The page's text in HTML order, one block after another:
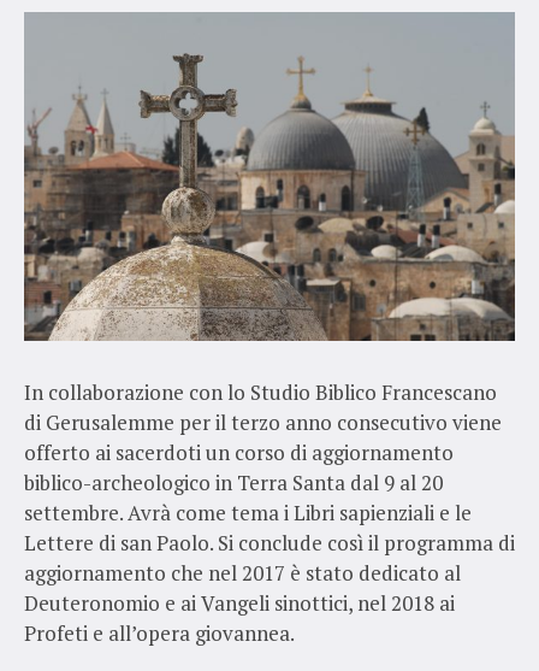
In collaborazione con lo Studio Biblico Francescano
di Gerusalemme per il terzo anno consecutivo viene
offerto ai sacerdoti un corso di aggiornamento
biblico-archeologico in Terra Santa dal 9 al 20
settembre. Avrà come tema i Libri sapienziali e le
Lettere di san Paolo. Si conclude così il programma di
aggiornamento che nel 2017 è stato dedicato al
Deuteronomio e ai Vangeli sinottici, nel 2018 ai
Profeti e all’opera giovannea.